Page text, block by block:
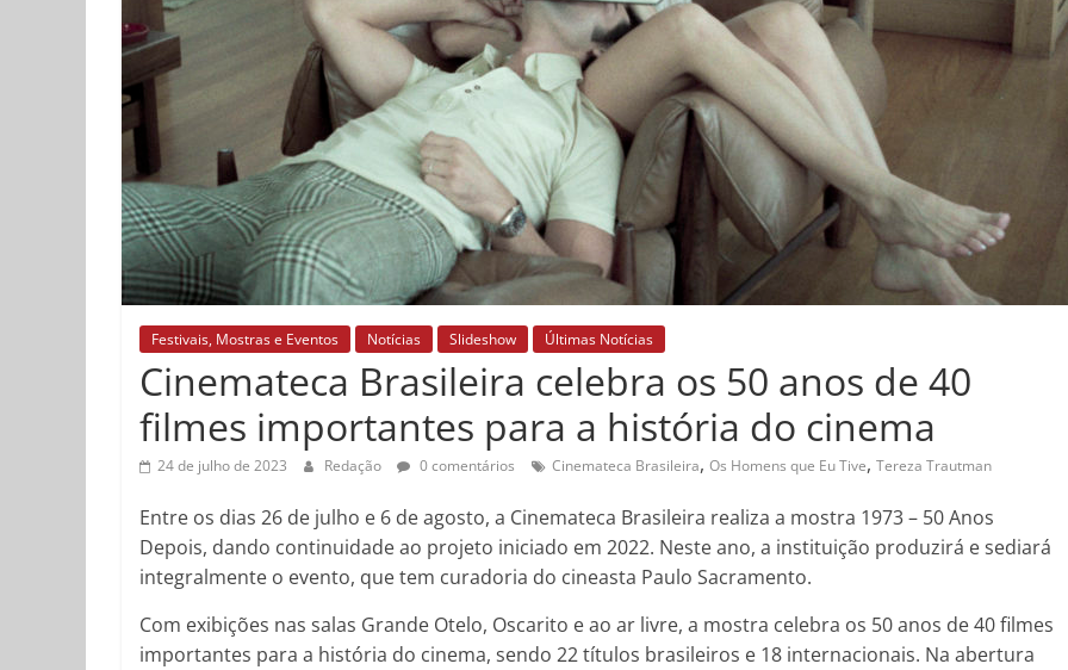
Festivais, Mostras e Eventos Notícias Slideshow Últimas Notícias
Cinemateca Brasileira celebra os 50 anos de 40
filmes importantes para a história do cinema
24 de julho de 2023 Redação 0 comentários Cinemateca Brasileira, Os Homens que Eu Tive, Tereza Trautman
Entre os dias 26 de julho e 6 de agosto, a Cinemateca Brasileira realiza a mostra 1973 – 50 Anos
Depois, dando continuidade ao projeto iniciado em 2022. Neste ano, a instituição produzirá e sediará
integralmente o evento, que tem curadoria do cineasta Paulo Sacramento.
Com exibições nas salas Grande Otelo, Oscarito e ao ar livre, a mostra celebra os 50 anos de 40 filmes
importantes para a história do cinema, sendo 22 títulos brasileiros e 18 internacionais. Na abertura